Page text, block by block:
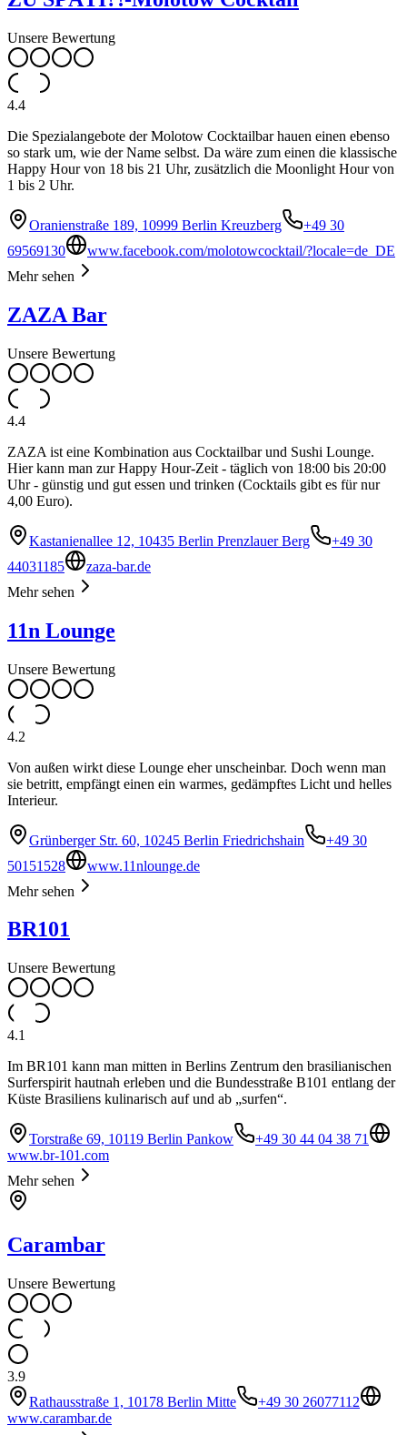
Unsere Bewertung
4.4
Die Spezialangebote der Molotow Cocktailbar hauen einen ebenso
so stark um, wie der Name selbst. Da wäre zum einen die klassische
Happy Hour von 18 bis 21 Uhr, zusätzlich die Moonlight Hour von
1 bis 2 Uhr.
Oranienstraße 189, 10999 Berlin Kreuzberg
+49 30
69569130
www.facebook.com/molotowcocktail/?locale=de_DE
Mehr sehen
ZAZA Bar
Unsere Bewertung
4.4
ZAZA ist eine Kombination aus Cocktailbar und Sushi Lounge.
Hier kann man zur Happy Hour-Zeit - täglich von 18:00 bis 20:00
Uhr - günstig und gut essen und trinken (Cocktails gibt es für nur
4,00 Euro).
Kastanienallee 12, 10435 Berlin Prenzlauer Berg
+49 30
44031185
zaza-bar.de
Mehr sehen
11n Lounge
Unsere Bewertung
4.2
Von außen wirkt diese Lounge eher unscheinbar. Doch wenn man
sie betritt, empfängt einen ein warmes, gedämpftes Licht und helles
Interieur.
Grünberger Str. 60, 10245 Berlin Friedrichshain
+49 30
50151528
www.11nlounge.de
Mehr sehen
BR101
Unsere Bewertung
4.1
Im BR101 kann man mitten in Berlins Zentrum den brasilianischen
Surferspirit hautnah erleben und die Bundesstraße B101 entlang der
Küste Brasiliens kulinarisch auf und ab „surfen“.
Torstraße 69, 10119 Berlin Pankow
+49 30 44 04 38 71
www.br-101.com
Mehr sehen
Carambar
Unsere Bewertung
3.9
Rathausstraße 1, 10178 Berlin Mitte
+49 30 26077112
www.carambar.de